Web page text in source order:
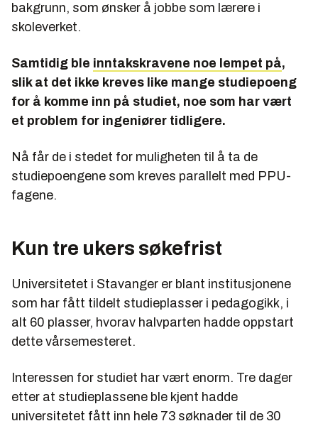
bakgrunn, som ønsker å jobbe som lærere i
skoleverket.
Samtidig ble inntakskravene noe lempet på,
slik at det ikke kreves like mange studiepoeng
for å komme inn på studiet, noe som har vært
et problem for ingeniører tidligere.
Nå får de i stedet for muligheten til å ta de
studiepoengene som kreves parallelt med PPU-
fagene.
Kun tre ukers søkefrist
Universitetet i Stavanger er blant institusjonene
som har fått tildelt studieplasser i pedagogikk, i
alt 60 plasser, hvorav halvparten hadde oppstart
dette vårsemesteret.
Interessen for studiet har vært enorm. Tre dager
etter at studieplassene ble kjent hadde
universitetet fått inn hele 73 søknader til de 30